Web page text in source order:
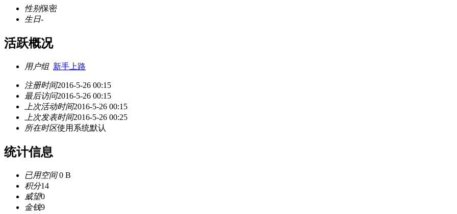
性别保密
生日-
活跃概况
用户组 新手上路
注册时间2016-5-26 00:15
最后访问2016-5-26 00:15
上次活动时间2016-5-26 00:15
上次发表时间2016-5-26 00:25
所在时区使用系统默认
统计信息
已用空间0 B
积分14
威望0
金钱9